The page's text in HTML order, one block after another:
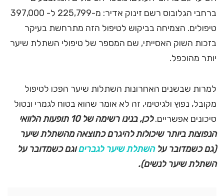
ברחבי הגלובוס רשם זינוק אדיר: מ-225,799 ל- 397,000
טיפולים. הצמיחה בביקוש לטיפול הזה מתרחשת בעיקר
בזכות השוק האסייתי, שם המספר של טיפולי השתלת שיער
יותר מהוכפל.
למרות שבשנים האחרונות השתלות שיער הפכו לטיפול
מקובל, נפוץ ולגיטימי, זה לא אומר שהוא בטוח לגמרי ונטול
סיכונים אפשריים.
לכן, בנינו רשימה של 10 תופעות הלוואי
הנפוצות ביותר שיכולות להיגרם כתוצאה מהשתלת שיער
(גם כשמדובר עלהשתלת שיער לגבריםוגם כשמדובר על
השתלת שיער לנשים).